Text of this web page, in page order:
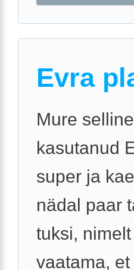
Evra
Mure
kasutanud
super ja
nädal paar
tuksi,
vaatama,